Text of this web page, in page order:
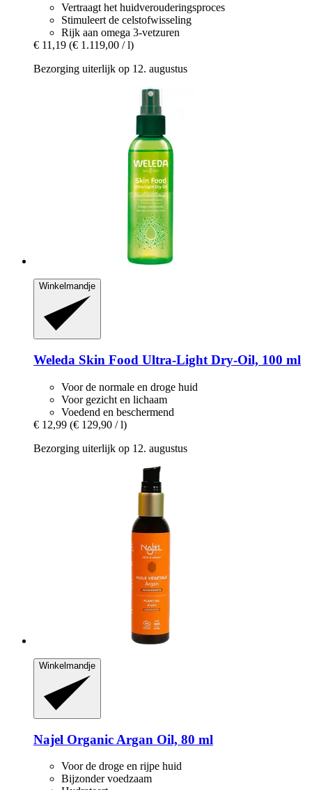
Vertraagt het huidverouderingsproces
Stimuleert de celstofwisseling
Rijk aan omega 3-vetzuren
€ 11,19 (€ 1.119,00 / l)
Bezorging uiterlijk op 12. augustus
Winkelmandje
Weleda Skin Food Ultra-​Light Dry-​Oil, 100 ml
Voor de normale en droge huid
Voor gezicht en lichaam
Voedend en beschermend
€ 12,99 (€ 129,90 / l)
Bezorging uiterlijk op 12. augustus
Winkelmandje
Najel Organic Argan Oil, 80 ml
Voor de droge en rijpe huid
Bijzonder voedzaam